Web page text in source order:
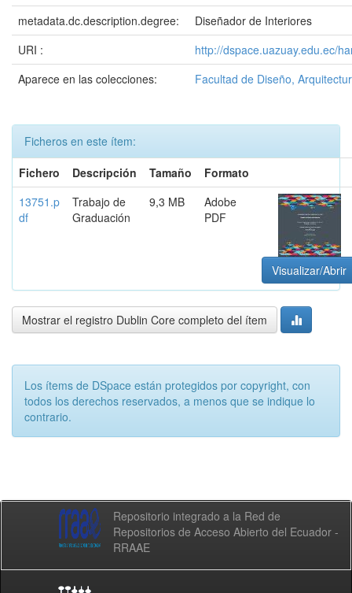
metadata.dc.description.degree:
Diseñador de Interiores
URI :
http://dspace.uazuay.edu.ec/
Aparece en las colecciones:
Facultad de Diseño,
Ficheros en este ítem:
Fichero
Descripción Tamaño
Formato
13751.p
df
Trabajo de
Graduación
9,3 MB
Adobe
PDF
Visualizar/Abrir
Mostrar el registro Dublin Core completo del ítem
Los ítems de DSpace están protegidos por copyright, con
todos los derechos reservados, a menos que se indique lo
contrario.
Repositorio integrado a la Red de
Repositorios de Acceso Abierto del Ecuador -
RRAAE